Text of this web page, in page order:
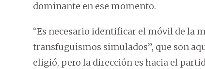
dominante en ese momento.
“Es necesario identificar el móvil de la
transfuguismos simulados”, que son
eligió, pero la dirección es hacia el